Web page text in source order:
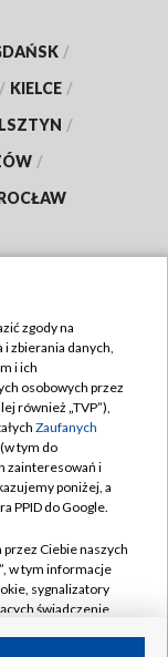
/
/ KIELCE /
/
/
zgody na
zbierania danych,
i ich
osobowych przez
również „TVP”),
Zaufanych
tym do
zainteresowań i
poniżej, a
PPID do Google.
Ciebie naszych
w tym informacje
sygnalizatory
świadczenie